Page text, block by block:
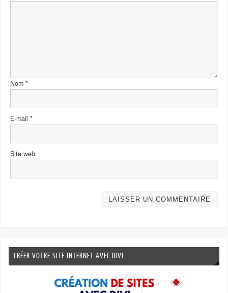
Nom *
E-mail *
Site web
CRÉER VOTRE SITE INTERNET AVEC DIVI